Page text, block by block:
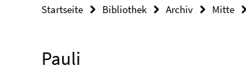
Startseite Bibliothek Archiv Mitte
Pauli